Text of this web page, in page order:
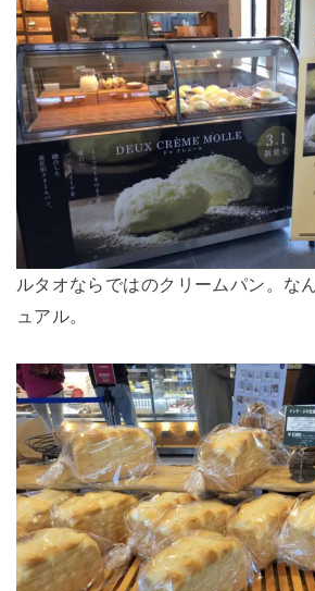
ルタオならではのクリームパン。な
ュアル。